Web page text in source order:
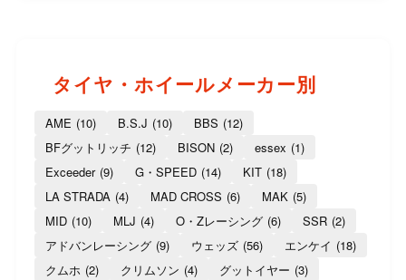
タイヤ・ホイールメーカー別
AME (10) B.S.J (10) BBS (12)
BFグットリッチ (12) BISON (2) essex (1)
Exceeder (9) G・SPEED (14) KIT (18)
LA STRADA (4) MAD CROSS (6) MAK (5)
MID (10) MLJ (4) O・Zレーシング (6) SSR (2)
アドバンレーシング (9) ウェッズ (56) エンケイ (18)
クムホ (2) クリムソン (4) グットイヤー (3)